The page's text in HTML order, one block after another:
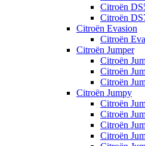
Citroën
Citroën
Citroën Evasion
Citroën
Citroën Jumper
Citroën
Citroën
Citroën
Citroën Jumpy
Citroën
Citroën
Citroën
Citroën